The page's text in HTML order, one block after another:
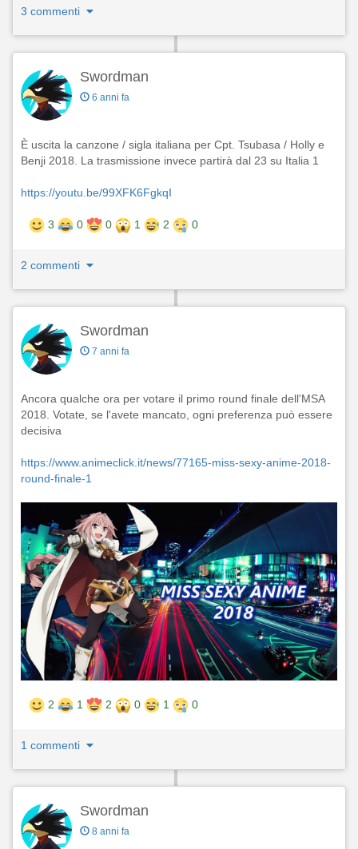
3 commenti
Swordman
6 anni fa
È uscita la canzone / sigla italiana per Cpt. Tsubasa / Holly e
Benji 2018. La trasmissione invece partirà dal 23 su Italia 1
https://youtu.be/99XFK6FgkqI
3 0 0 1 2 0
2 commenti
Swordman
7 anni fa
Ancora qualche ora per votare il primo round finale dell'MSA
2018. Votate, se l'avete mancato, ogni preferenza può essere
decisiva
https://www.animeclick.it/news/77165-miss-sexy-anime-2018-
round-finale-1
2 1 2 0 1 0
1 commenti
Swordman
8 anni fa